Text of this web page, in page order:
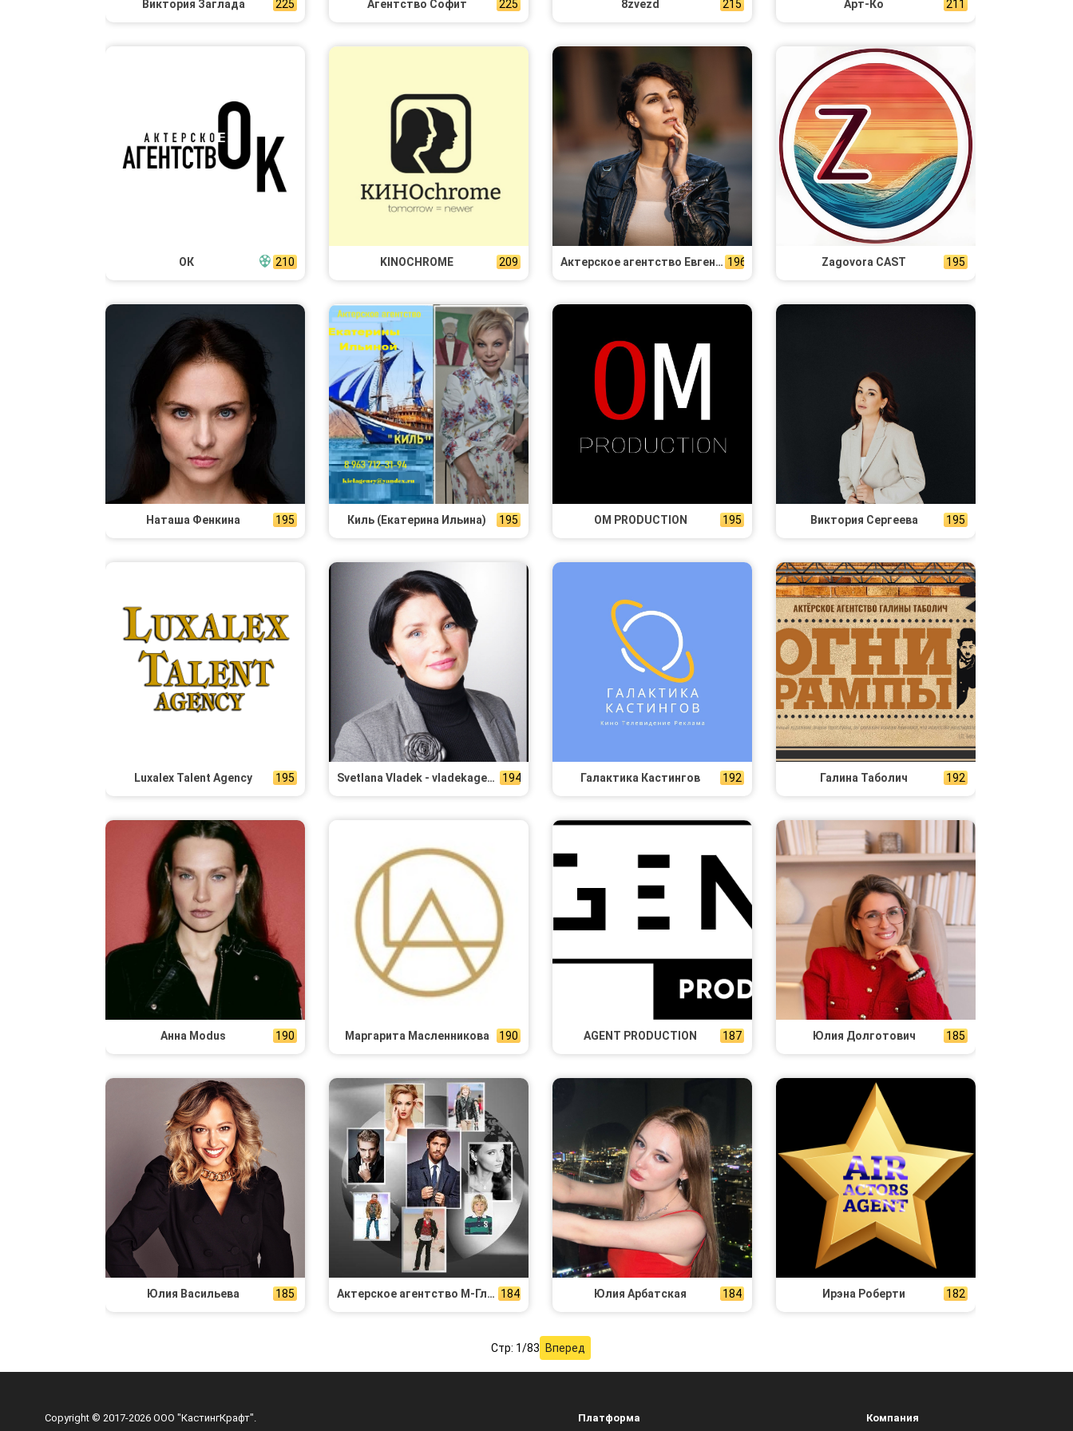
Виктория Заглада 225 Агентство Софит 225 8zvezd 215 Арт-Ко 211
ОК 210 KINOCHROME 209 Актерское агентство Евгении Захарато 196 Zagovora CAST 195
Наташа Фенкина 195 Киль (Екатерина Ильина) 195 OM PRODUCTION 195 Виктория Сергеева 195
Luxalex Talent Agency 195 Svetlana Vladek - vladekagency.com 194 Галактика Кастингов 192 Галина Таболич 192
Анна Modus 190 Маргарита Масленникова 190 AGENT PRODUCTION 187 Юлия Долготович 185
Юлия Васильева 185 Актерское агентство М-Глобус 184 Юлия Арбатская 184 Ирэна Роберти 182
Стр: 1/83 Вперед
Copyright © 2017-2026 ООО "КастингКрафт". Платформа Компания